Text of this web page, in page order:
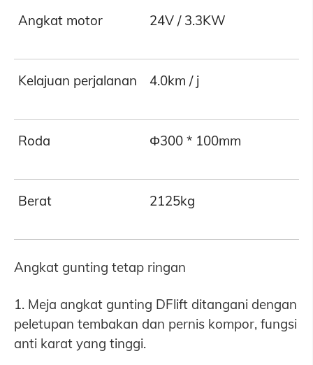
Angkat motor 24V / 3.3KW
Kelajuan perjalanan 4.0km / j
Roda Φ300 * 100mm
Berat 2125kg
Angkat gunting tetap ringan
1. Meja angkat gunting DFlift ditangani dengan
peletupan tembakan dan pernis kompor, fungsi
anti karat yang tinggi.